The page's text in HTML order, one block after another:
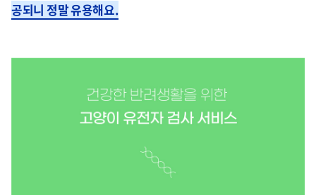
공되니 정말 유용해요.